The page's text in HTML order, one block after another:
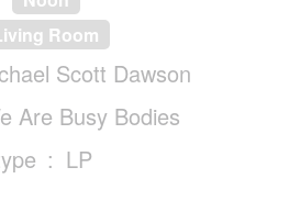
Room
Scott Dawson
Are Busy Bodies
LP